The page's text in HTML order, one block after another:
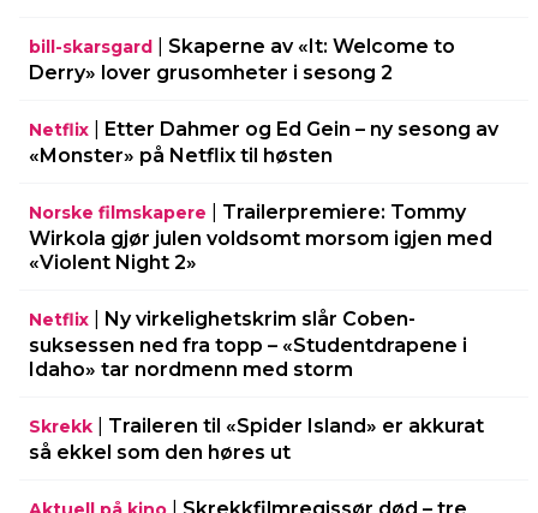
bill-skarsgard
Skaperne av «It: Welcome to
Derry» lover grusomheter i sesong 2
Netflix
Etter Dahmer og Ed Gein – ny sesong av
«Monster» på Netflix til høsten
Norske filmskapere
Trailerpremiere: Tommy
Wirkola gjør julen voldsomt morsom igjen med
«Violent Night 2»
Netflix
Ny virkelighetskrim slår Coben-
suksessen ned fra topp – «Studentdrapene i
Idaho» tar nordmenn med storm
Skrekk
Traileren til «Spider Island» er akkurat
så ekkel som den høres ut